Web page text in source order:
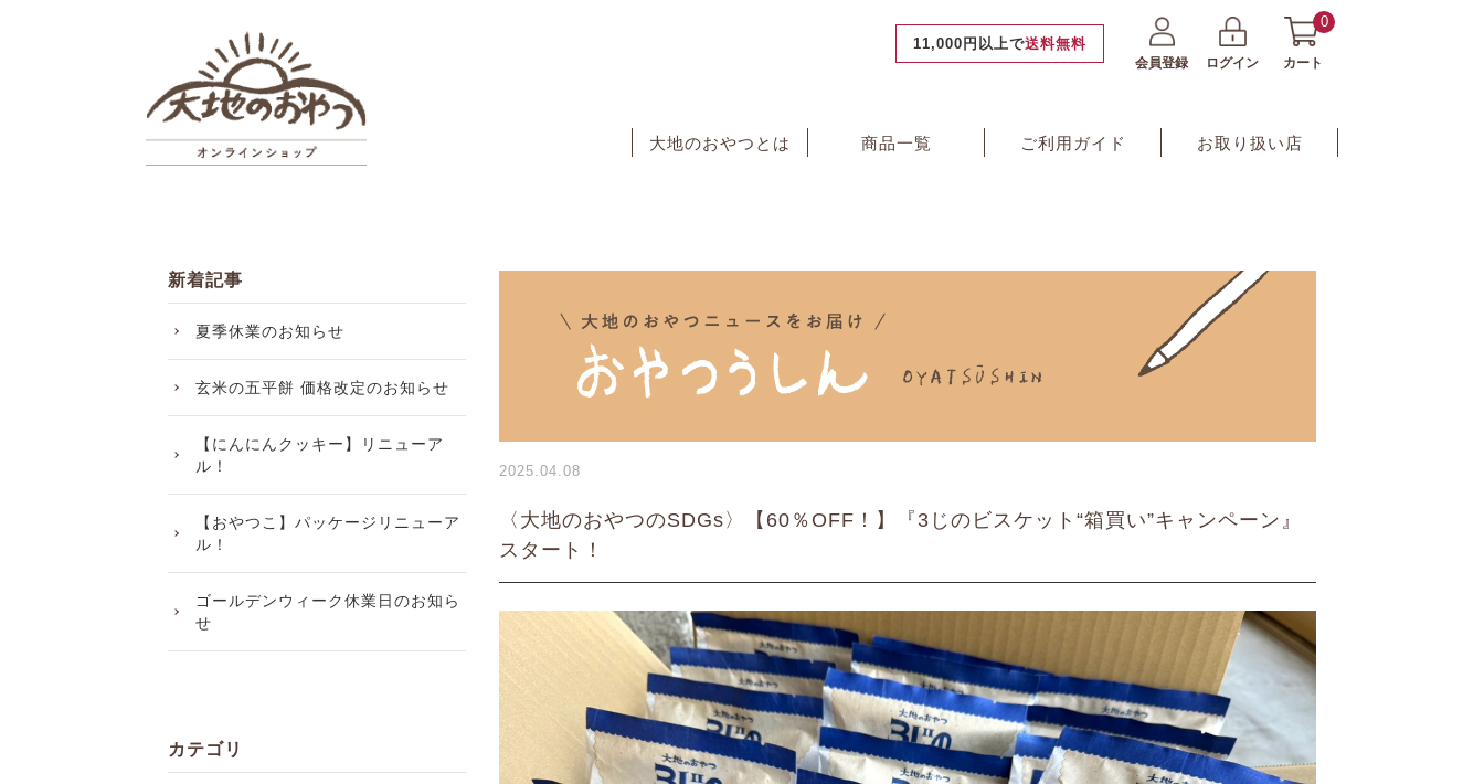
11,000円以上で送料無料
会員登録 ログイン カート
0
大地のおやつとは 商品一覧 ご利用ガイド お取り扱い店
2025.04.08
〈大地のおやつのSDGs〉【60％OFF！】『3じのビスケット“箱買い”キャンペーン』
スタート！
新着記事
夏季休業のお知らせ
玄米の五平餅 価格改定のお知らせ
【にんにんクッキー】リニューア
ル！
【おやつこ】パッケージリニューア
ル！
ゴールデンウィーク休業日のお知ら
せ
カテゴリ